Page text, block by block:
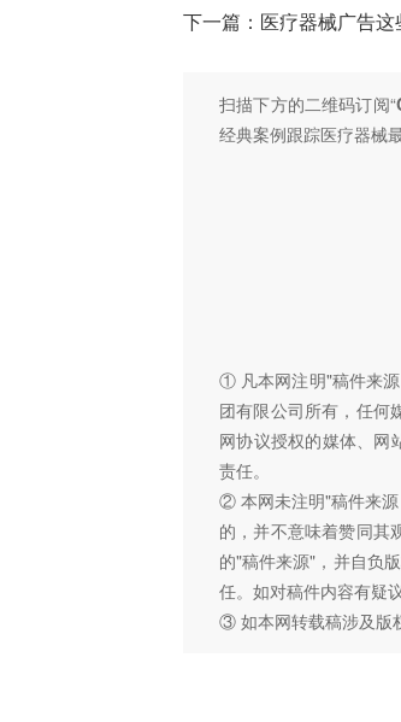
下一篇： 医疗器械广告这
扫描下方的二维码订阅“
经典案例跟踪医疗器械
① 凡本网注明"稿件来源
团有限公司所有，任何
网协议授权的媒体、网
责任。
② 本网未注明"稿件来源
的，并不意味着赞同其
的"稿件来源"，并自负
任。如对稿件内容有疑
③ 如本网转载稿涉及版